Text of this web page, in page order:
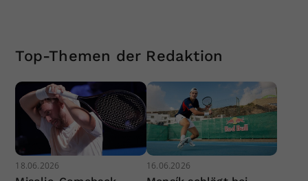
Top-Themen der Redaktion
18.06.2026 16.06.2026